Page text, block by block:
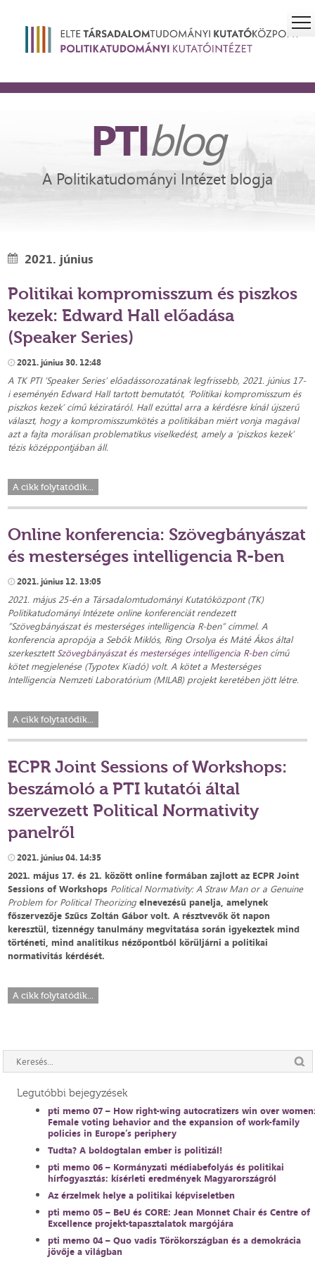
PTIblog
A Politikatudományi Intézet blogja
2021. június
Politikai kompromisszum és piszkos
kezek: Edward Hall előadása
(Speaker Series)
2021. június 30. 12:48
A TK PTI ‘Speaker Series’ előadássorozatának legfrissebb, 2021. június 17-
i eseményén Edward Hall tartott bemutatót, ‘Politikai kompromisszum és
piszkos kezek’ című kéziratáról. Hall ezúttal arra a kérdésre kínál újszerű
választ, hogy a kompromisszumkötés a politikában miért vonja magával
azt a fajta morálisan problematikus viselkedést, amely a ‘piszkos kezek’
tézis középpontjában áll.
A cikk folytatódik...
Online konferencia: Szövegbányászat
és mesterséges intelligencia R-ben
2021. június 12. 13:05
2021. május 25-én a Társadalomtudományi Kutatóközpont (TK)
Politikatudományi Intézete online konferenciát rendezett
”Szövegbányászat és mesterséges intelligencia R-ben” címmel. A
konferencia apropója a Sebők Miklós, Ring Orsolya és Máté Ákos által
szerkesztettSzövegbányászat és mesterséges intelligencia R-bencímű
kötet megjelenése (Typotex Kiadó) volt. A kötet a Mesterséges
Intelligencia Nemzeti Laboratórium (MILAB) projekt keretében jött létre.
A cikk folytatódik...
ECPR Joint Sessions of Workshops:
beszámoló a PTI kutatói által
szervezett Political Normativity
panelről
2021. június 04. 14:35
2021. május 17. és 21. között online formában zajlott az ECPR Joint
Sessions of Workshops Political Normativity: A Straw Man or a Genuine
Problem for Political Theorizingelnevezésű panelja, amelynek
főszervezője Szűcs Zoltán Gábor volt. A résztvevők öt napon
keresztül, tizennégy tanulmány megvitatása során igyekeztek mind
történeti, mind analitikus nézőpontból körüljárni a politikai
normativitás kérdését.
A cikk folytatódik...
Legutóbbi bejegyzések
pti memo 07 – How right-wing autocratizers win over
Female voting behavior and the expansion of work-family
policies in Europe’s periphery
Tudta? A boldogtalan ember is politizál!
pti memo 06 – Kormányzati médiabefolyás és politikai
hírfogyasztás: kísérleti eredmények Magyarországról
Az érzelmek helye a politikai képviseletben
pti memo 05 – BeU és CORE: Jean Monnet Chair és Centre of
Excellence projekt-tapasztalatok margójára
pti memo 04 – Quo vadis Törökországban és a demokrácia
jövője a világban